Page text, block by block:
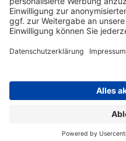
richtig! Unser breites
und Toner für alle gängigen
kleiner Hersteller. Zugleich
einrichten, die Werkstatt
was Ihren Arbeitsplatz
bei uns auch
für die ganze Familie.
allerlei Ideen auf